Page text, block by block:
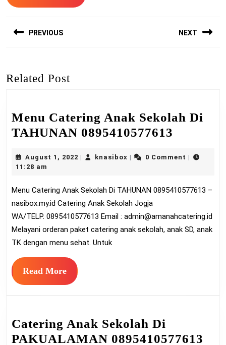
navigation
PREVIOUS NEXT
Related Post
Menu Catering Anak Sekolah Di
TAHUNAN 0895410577613
Anak
Di
August 1, 2022 Augustknasiboxknasibox0 Comment
11:28 am
Menu Catering Anak Sekolah Di TAHUNAN 0895410577613 –
nasibox.my.id Catering Anak Sekolah Jogja
WA/TELP. 0895410577613 Email : admin@amanahcatering.id
Melayani orderan paket catering anak sekolah, anak SD, anak
TK dengan menu sehat. Untuk
Read MoreRead
More
Catering Anak Sekolah Di
PAKUALAMAN 0895410577613